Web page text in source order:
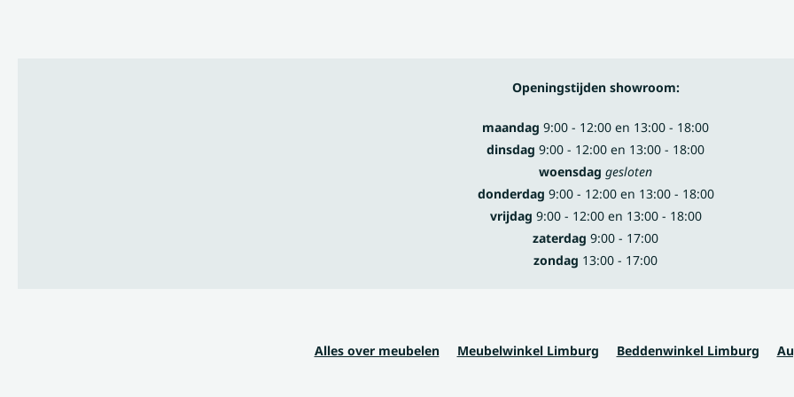
Openingstijden showroom:
maandag 9:00 - 12:00 en 13:00 - 18:00
dinsdag 9:00 - 12:00 en 13:00 - 18:00
woensdag gesloten
donderdag 9:00 - 12:00 en 13:00 - 18:00
vrijdag 9:00 - 12:00 en 13:00 - 18:00
zaterdag 9:00 - 17:00
zondag 13:00 - 17:00
Alles over meubelen Meubelwinkel Limburg Beddenwinkel Limburg